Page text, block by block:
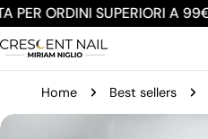
Salta
contenuto
PER ORDINI SUPERIORI A 99€
Home Best sellers
Passa